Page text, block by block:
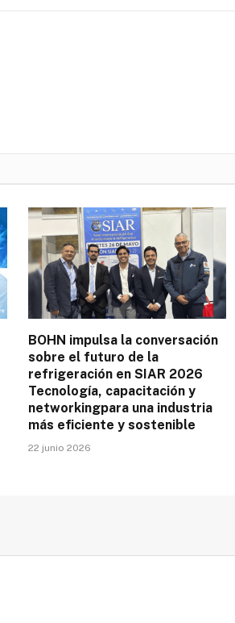
BOHN impulsa la conversación
sobre el futuro de la
refrigeración en SIAR 2026
Tecnología, capacitación y
networkingpara una industria
más eficiente y sostenible
22 junio 2026